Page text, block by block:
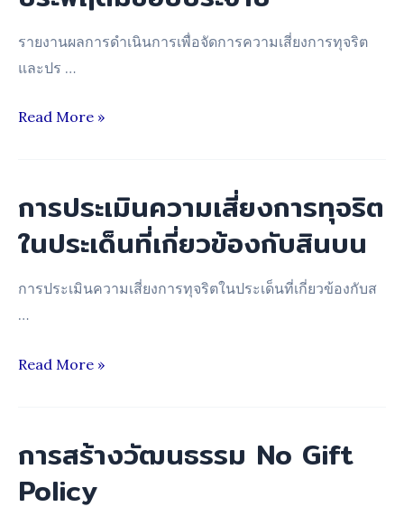
รายงานผลการดำเนินการเพื่อจัดการความเสี่ยงการทุจริต
และปร …
รายงาน
การ
เพื่อ
ความ
เสี่ยง
มิ
ชอบ
Read More »
การประเมินความเสี่ยงการทุจริต
ในประเด็นที่เกี่ยวข้องกับสินบน
การประเมินความเสี่ยงการทุจริตในประเด็นที่เกี่ยวข้องกับส
…
การ
การ
ทุจริต
Read More »
การสร้างวัฒนธรรม No Gift
Policy